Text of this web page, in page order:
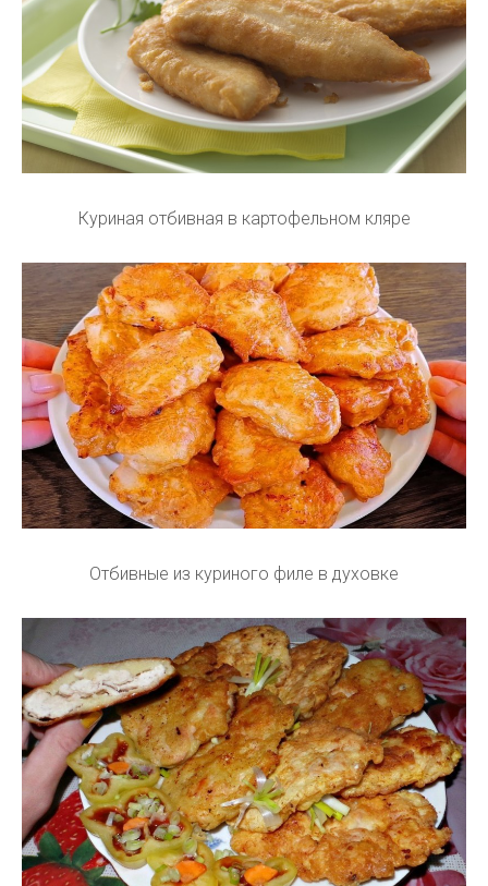
Куриная отбивная в картофельном кляре
Отбивные из куриного филе в духовке